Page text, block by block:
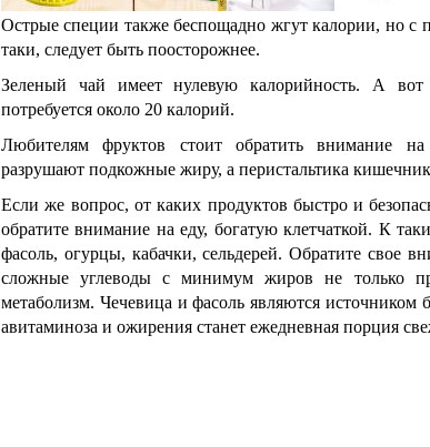
Острые специи также беспощадно жгут калории, но с
таки, следует быть поосторожнее.
Зеленый чай имеет нулевую калорийность. А вот
потребуется около 20 калорий.
Любителям фруктов стоит обратить внимание
разрушают подкожные жиру, а перистальтика
Если же вопрос, от каких продуктов быстро и
обратите внимание на еду, богатую клетчаткой. К
фасоль, огурцы, кабачки, сельдерей. Обратите свое
сложные углеводы с минимум жиров не только
метаболизм. Чечевица и фасоль являются источником
авитаминоза и ожирения станет ежедневная порция